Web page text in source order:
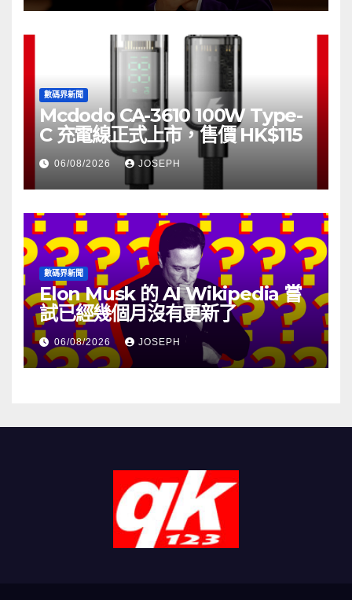
數碼界新聞
Mcdodo CA-3610 100W Type-
C 充電線正式上市，售價 HK$115
06/08/2026 JOSEPH
數碼界新聞
Elon Musk 的 AI Wikipedia 嘗
試已經幾個月沒有更新了
06/08/2026 JOSEPH